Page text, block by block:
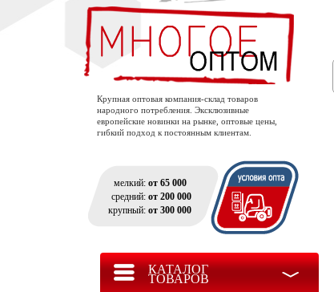
Крупная оптовая компания-склад товаров
народного потребления. Эксклюзивные
европейские новинки на рынке, оптовые цены,
гибкий подход к постоянным клиентам.
мелкий: от 65 000
средний: от 200 000
крупный: от 300 000
КАТАЛОГ
ТОВАРОВ